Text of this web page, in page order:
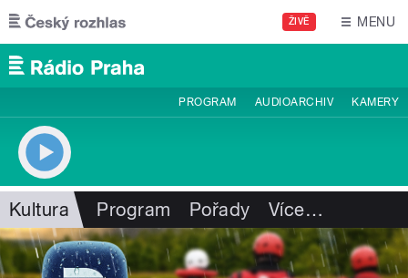
Přejít k hlavnímu obsahu
ŽIVĚ MENU
PROGRAM AUDIOARCHIV KAMERY
Kultura Program Pořady Více…